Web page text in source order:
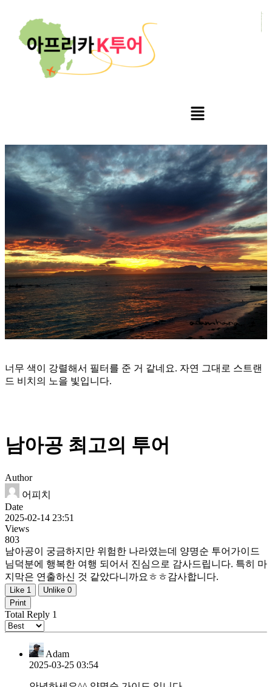
너무 색이 강렬해서 필터를 준 거 같네요. 자연 그대로 스트랜
드 비치의 노을 빛입니다.
남아공 최고의 투어
Author
어피치
Date
2025-02-14 23:51
Views
803
남아공이 궁금하지만 위험한 나라였는데 양명순 투어가이드
님덕분에 행복한 여행 되어서 진심으로 감사드립니다. 특히 마
지막은 연출하신 것 같았다니까요ㅎㅎ감사합니다.
Like 1 Unlike 0
Print
Total Reply 1
Adam
2025-03-25 03:54